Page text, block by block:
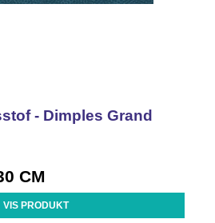
- Dimples Grand
CM
VIS PRODUKT